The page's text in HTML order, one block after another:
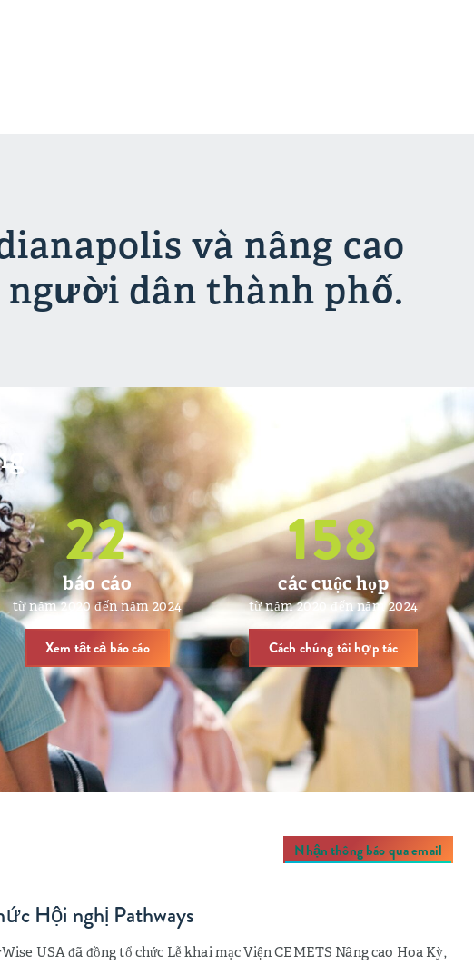
và nâng cao
dân thành phố.
22
báo cáo
từ năm 2020 đến năm 2024
Xem tất cả báo cáo
158
các cuộc họp
từ năm 2020 đến năm 2024
Cách chúng tôi hợp tác
Nhận thông báo qua email
Hội nghị Pathways
USA đã đồng tổ chức Lễ khai mạc Viện CEMETS Nâng cao Hoa Kỳ,